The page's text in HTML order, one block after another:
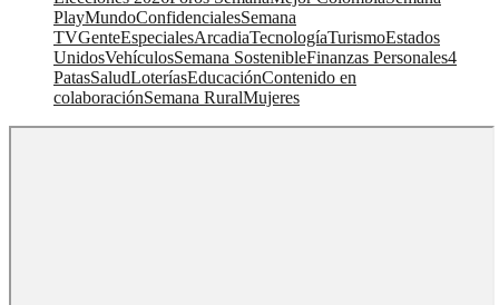
PlayMundoConfidencialesSemana
TVGenteEspecialesArcadiaTecnologíaTurismoEstados
UnidosVehículosSemana SostenibleFinanzas Personales4
PatasSaludLoteríasEducaciónContenido en
colaboraciónSemana RuralMujeres